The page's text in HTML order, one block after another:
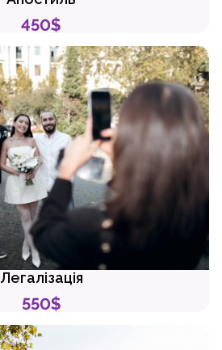
450$
Легалізація
550$